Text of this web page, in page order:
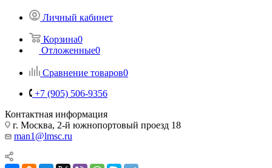
Личный кабинет
Корзина0
Отложенные0
Сравнение товаров0
+7 (905) 506-9356
Контактная информация
г. Москва, 2-й южнопортовый проезд 18
man1@lmsc.ru